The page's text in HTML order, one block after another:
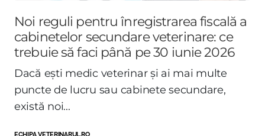
Noi reguli pentru înregistrarea fiscală a
cabinetelor secundare veterinare: ce
trebuie să faci până pe 30 iunie 2026
Dacă ești medic veterinar și ai mai multe
puncte de lucru sau cabinete secundare,
există noi...
ECHIPA VETERINARUL.RO